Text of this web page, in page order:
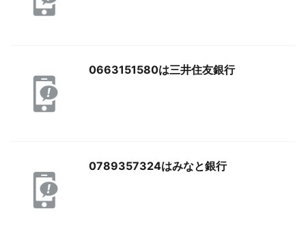
0663151580は三井住友銀行
0789357324はみなと銀行